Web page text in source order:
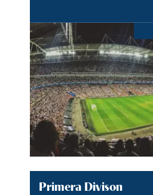
Primera Divison